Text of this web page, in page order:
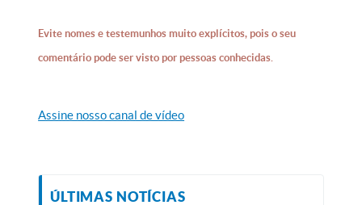
Evite nomes e testemunhos muito explícitos, pois o seu
comentário pode ser visto por pessoas conhecidas.
Assine nosso canal de vídeo
ÚLTIMAS NOTÍCIAS